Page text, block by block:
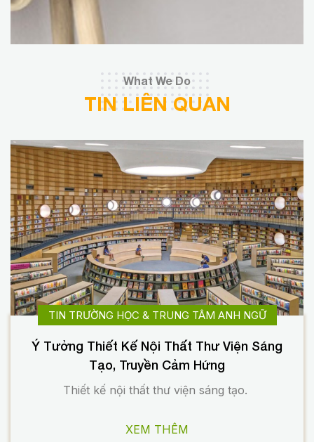
What We Do
TIN LIÊN QUAN
TIN TRƯỜNG HỌC & TRUNG TÂM ANH NGỮ
Ý Tưởng Thiết Kế Nội Thất Thư Viện Sáng
Tạo, Truyền Cảm Hứng
Thiết kế nội thất thư viện sáng tạo.
XEM THÊM